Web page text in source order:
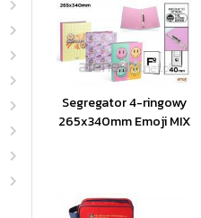
Segregator 4-ringowy
265x340mm Emoji MIX